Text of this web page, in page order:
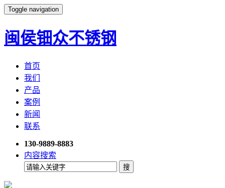
Toggle navigation
闽侯钿众不锈钢
首页
我们
产品
案例
新闻
联系
130-9889-8883
内容搜索